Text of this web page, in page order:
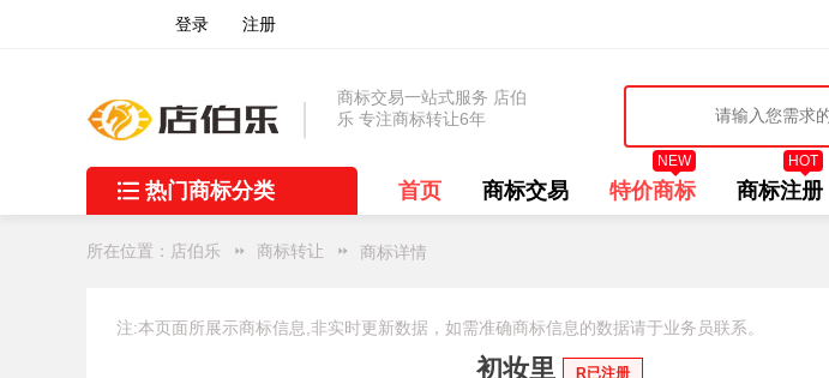
登录 注册
商标交易一站式服务 店伯
乐 专注商标转让6年
热门商标分类 首页 商标交易 特价商标
NEW
商标注册
HOT
所在位置： 店伯乐 商标转让 商标详情
注:本页面所展示商标信息,非实时更新数据，如需准确商标信息的数据请于业务员联系。
初妆里 R已注册